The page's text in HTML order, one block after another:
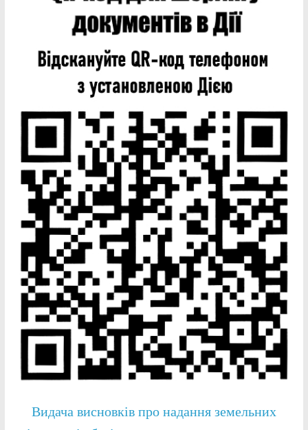
Видача висновків про надання земельних